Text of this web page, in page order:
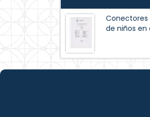
de niños